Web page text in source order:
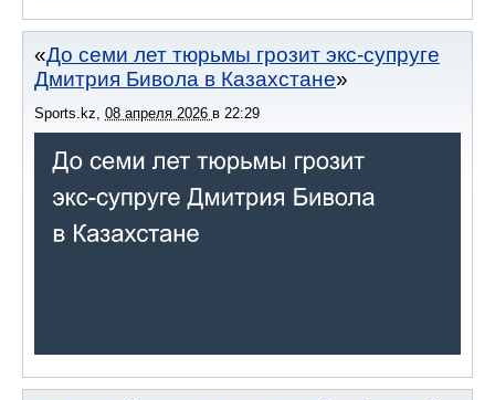
До семи лет тюрьмы грозит экс-супруге
Дмитрия Бивола в Казахстане
Sports.kz 08 апреля 2026 в 22:29